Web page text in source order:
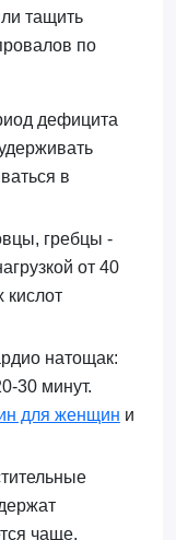
тащить
по
дефицита
в
гребцы -
от 40
кислот
натощак:
30 минут.
для женщин и
чаще.